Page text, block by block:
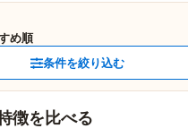
め順
条件を絞り込む
徴を比べる